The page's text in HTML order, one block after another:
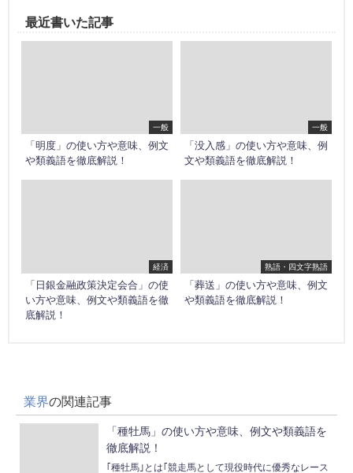
最近書いた記事
一般
「明度」の使い方や意味、例文
や類義語を徹底解説！
一般
「没入感」の使い方や意味、例
文や類義語を徹底解説！
経済
「日銀金融政策決定会合」の使
い方や意味、例文や類義語を徹
底解説！
熟語・四文字熟語
「葬送」の使い方や意味、例文
や類義語を徹底解説！
業界の関連記事
「種牡馬」の使い方や意味、例文や類義語を
徹底解説！
｢種牡馬｣とは｢競走馬として現役時代に優秀なレース